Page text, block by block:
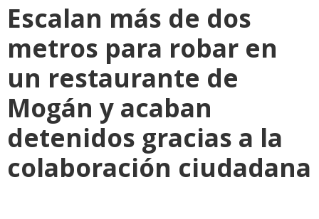
Escalan más de dos
metros para robar en
un restaurante de
Mogán y acaban
detenidos gracias a la
colaboración ciudadana